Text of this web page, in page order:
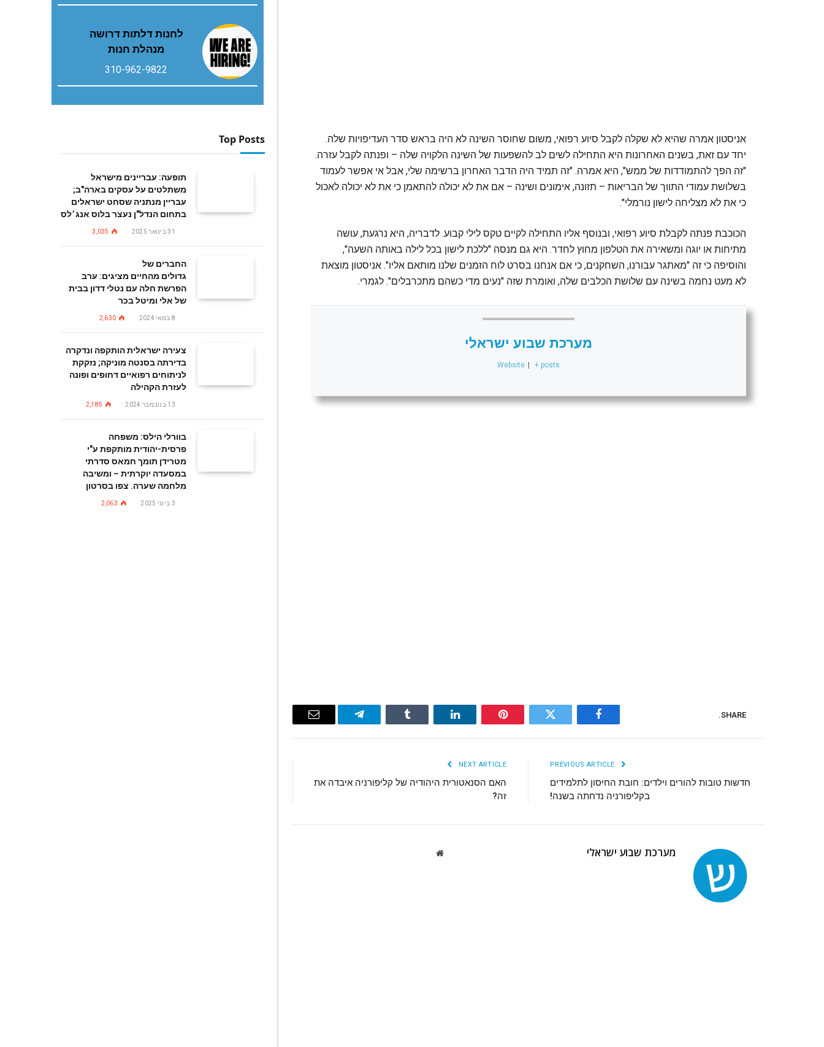
אניסטון אמרה שהיא לא שקלה לקבל סיוע רפואי, משום שחוסר השינה לא היה בראש סדר העדיפויות שלה.
יחד עם זאת, בשנים האחרונות היא התחילה לשים לב להשפעות של השינה הלקויה שלה – ופנתה לקבל עזרה.
"זה הפך להתמודדות של ממש", היא אמרה. "זה תמיד היה הדבר האחרון ברשימה שלי, אבל אי אפשר לעמוד
בשלושת עמודי התווך של הבריאות – תזונה, אימונים ושינה – אם את לא יכולה להתאמן כי את לא יכולה לאכול
כי את לא מצליחה לישון נורמלי".
הכוכבת פנתה לקבלת סיוע רפואי, ובנוסף אליו התחילה לקיים טקס לילי קבוע. לדבריה, היא נרגעת, עושה
מתיחות או יוגה ומשאירה את הטלפון מחוץ לחדר. היא גם מנסה "ללכת לישון בכל לילה באותה השעה",
והוסיפה כי זה "מאתגר עבורנו, השחקנים, כי אם אנחנו בסרט לוח הזמנים שלנו מותאם אליו". אניסטון מוצאת
לא מעט נחמה בשינה עם שלושת הכלבים שלה, ואומרת שזה "נעים מדי כשהם מתכרבלים". לגמרי.
מערכת שבוע ישראלי
Website | + posts
SHARE.
Facebook
Twitter
Pinterest
LinkedIn
Tumblr
Telegram
Email
חדשות טובות להורים וילדים: חובת החיסון לתלמידים
בקליפורניה נדחתה בשנה!
NEXT ARTICLE
האם הסנאטורית היהודיה של קליפורניה איבדה את
זה?
מערכת שבוע ישראלי Website
לחנות דלתות דרושה
מנהלת חנות
310-962-9822
Top Posts
תופעה: עבריינים מישראל
משתלטים על עסקים בארה"ב;
עבריין מנתניה שסחט ישראלים
בתחום הנדל"ן נעצר בלוס אנג׳לס
31 בינואר 2025 3,035
החברים של
גדולים מהחיים מציגים: ערב
הפרשת חלה עם נטלי דדון בבית
של אלי ומיטל בכר
8 במאי 2024 2,630
צעירה ישראלית הותקפה ונדקרה
בדירתה בסנטה מוניקה; נזקקת
לניתוחים רפואיים דחופים ופונה
לעזרת הקהילה
13 בנובמבר 2024 2,185
בוורלי הילס: משפחה
פרסית-יהודית מותקפת ע"י
מטרידן תומך חמאס סדרתי
במסעדה יוקרתית – ומשיבה
מלחמה שערה. צפו בסרטון
3 ביוני 2025 2,063